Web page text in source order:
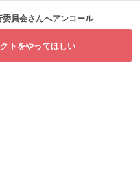
員会さんへアンコール
トをやってほしい